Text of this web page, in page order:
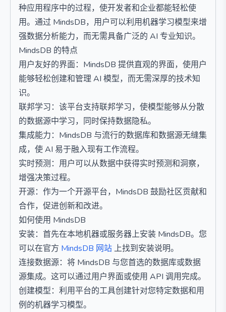
种应用程序中的过程，使开发者和企业都能轻松使
用。通过 MindsDB，用户可以利用机器学习模型来增
强数据分析能力，而无需具备广泛的 AI 专业知识。
MindsDB 的特点
用户友好的界面：MindsDB 提供直观的界面，使用户
能够轻松创建和管理 AI 模型，而无需深厚的技术知
识。
联邦学习：该平台支持联邦学习，使模型能够从分散
的数据源中学习，同时保持数据隐私。
集成能力：MindsDB 与流行的数据库和数据源无缝集
成，使 AI 易于融入现有工作流程。
实时预测：用户可以从数据中获得实时预测和洞察，
增强决策过程。
开源：作为一个开源平台，MindsDB 鼓励社区贡献和
合作，促进创新和改进。
如何使用 MindsDB
安装：首先在本地机器或服务器上安装 MindsDB。您
可以在官方 MindsDB 网站上找到安装说明。
连接数据源：将 MindsDB 与您首选的数据库或数据
源集成。这可以通过用户界面或使用 API 调用完成。
创建模型：利用平台的工具创建针对您特定数据和用
例的机器学习模型。